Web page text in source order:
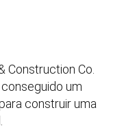
Construction Co.
um
construir uma